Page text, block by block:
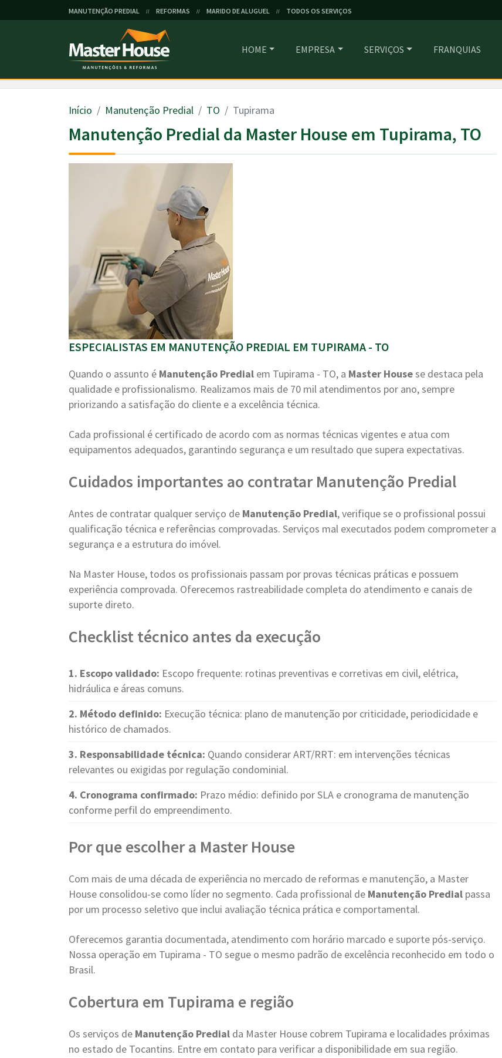
MANUTENÇÃO PREDIAL // REFORMAS // MARIDO DE ALUGUEL // TODOS OS SERVIÇOS
HOME EMPRESA SERVIÇOS FRANQUIAS
Início Manutenção Predial TO Tupirama
Manutenção Predial da Master House em Tupirama, TO
ESPECIALISTAS EM MANUTENÇÃO PREDIAL EM TUPIRAMA - TO
Quando o assunto é Manutenção Predial em Tupirama - TO, a Master Housese destaca pela
qualidade e profissionalismo. Realizamos mais de 70 mil atendimentos por ano, sempre
priorizando a satisfação do cliente e a excelência técnica.
Cada profissional é certificado de acordo com as normas técnicas vigentes e atua com
equipamentos adequados, garantindo segurança e um resultado que supera expectativas.
Cuidados importantes ao contratar Manutenção Predial
Antes de contratar qualquer serviço de Manutenção Predial, verifique se o profissional possui
qualificação técnica e referências comprovadas. Serviços mal executados podem comprometer a
segurança e a estrutura do imóvel.
Na Master House, todos os profissionais passam por provas técnicas práticas e possuem
experiência comprovada. Oferecemos rastreabilidade completa do atendimento e canais de
suporte direto.
Checklist técnico antes da execução
1. Escopo validado: Escopo frequente: rotinas preventivas e corretivas em civil, elétrica,
hidráulica e áreas comuns.
2. Método definido: Execução técnica: plano de manutenção por criticidade, periodicidade e
histórico de chamados.
3. Responsabilidade técnica: Quando considerar ART/RRT: em intervenções técnicas
relevantes ou exigidas por regulação condominial.
4. Cronograma confirmado: Prazo médio: definido por SLA e cronograma de manutenção
conforme perfil do empreendimento.
Por que escolher a Master House
Com mais de uma década de experiência no mercado de reformas e manutenção, a Master
House consolidou-se como líder no segmento. Cada profissional de Manutenção Predial passa
por um processo seletivo que inclui avaliação técnica prática e comportamental.
Oferecemos garantia documentada, atendimento com horário marcado e suporte pós-serviço.
Nossa operação em Tupirama - TO segue o mesmo padrão de excelência reconhecido em todo o
Brasil.
Cobertura em Tupirama e região
Os serviços de Manutenção Predial da Master House cobrem Tupirama e localidades próximas
no estado de Tocantins. Entre em contato para verificar a disponibilidade em sua região.